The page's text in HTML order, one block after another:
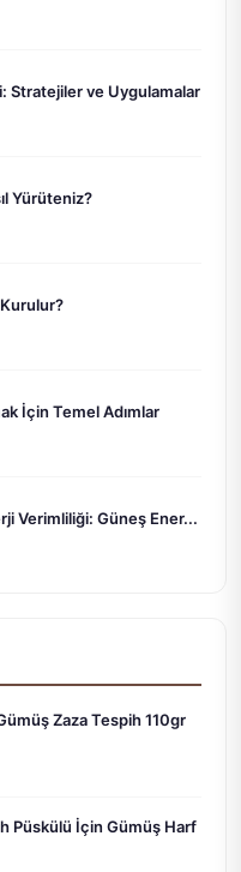
Stratejiler ve Uygulamalar
Yürüteniz?
Kurulur?
İçin Temel Adımlar
Verimliliği: Güneş Ener...
Zaza Tespih 110gr
Püskülü İçin Gümüş Harf